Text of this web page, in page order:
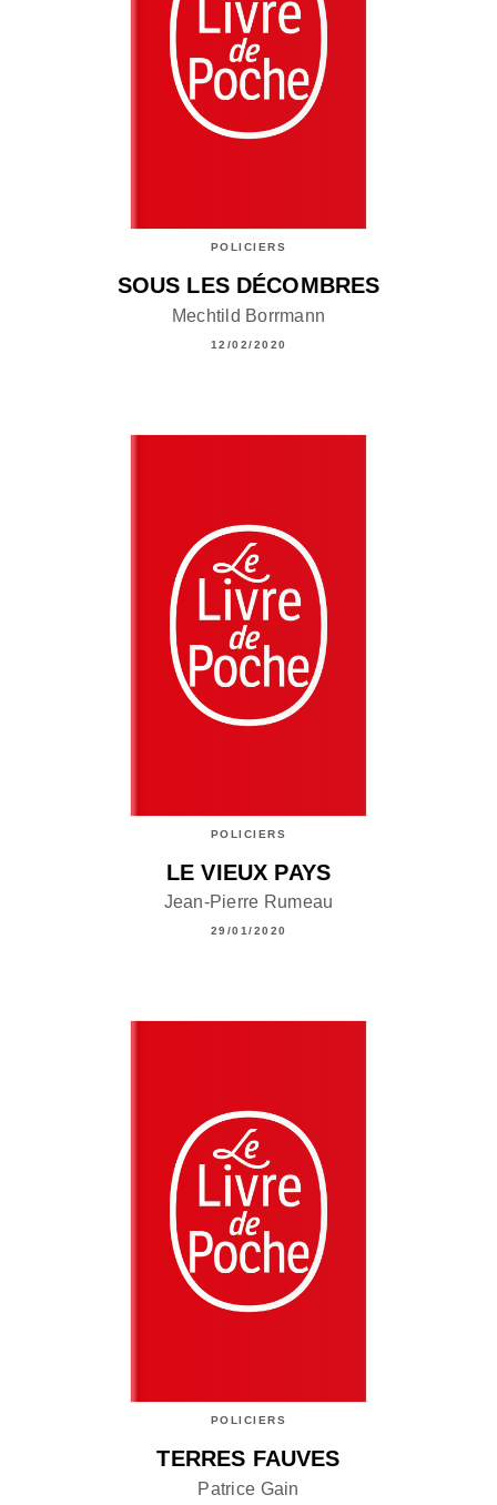
POLICIERS
SOUS LES DÉCOMBRES
Mechtild Borrmann
12/02/2020
POLICIERS
LE VIEUX PAYS
Jean-Pierre Rumeau
29/01/2020
POLICIERS
TERRES FAUVES
Patrice Gain